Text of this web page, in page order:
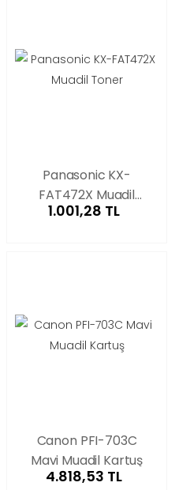
Panasonic KX-
FAT472X Muadil
Toner
1.001,28 TL
Canon PFI-703C
Mavi Muadil Kartuş
4.818,53 TL